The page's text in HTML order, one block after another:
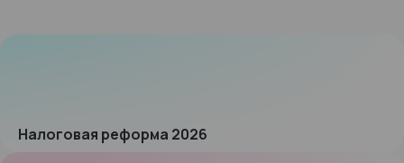
Налоговая реформа 2026